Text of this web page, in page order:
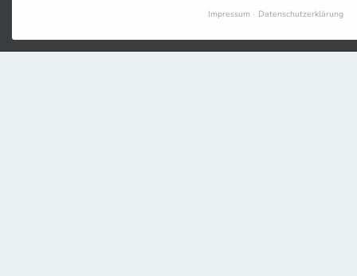
Impressum Datenschutzerklärung